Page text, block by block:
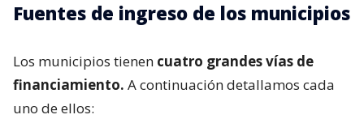
Fuentes de ingreso de los municipios
Los municipios tienen cuatro grandes vías de
financiamiento. A continuación detallamos cada
uno de ellos: